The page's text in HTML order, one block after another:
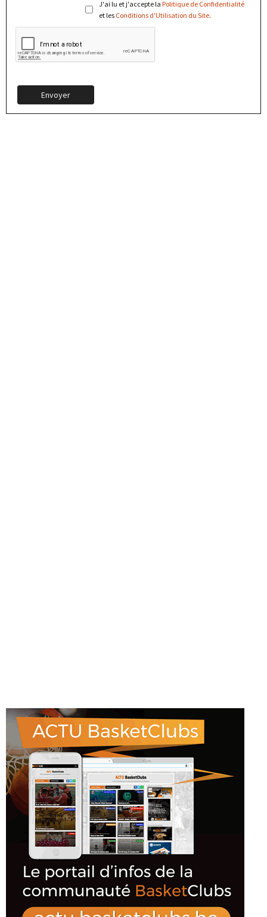
J'ai lu et j'accepte la Politique de Confidentialité
et les Conditions d'Utilisation du Site.
Envoyer